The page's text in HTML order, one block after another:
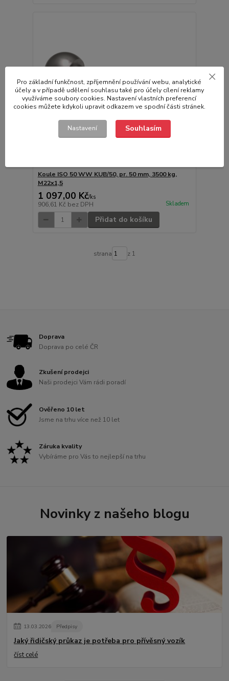
Koule ISO 50 WW KUB/50, pr. 50 mm, 3500 kg,
M22x1,5
1 097,00 Kč/ks
906,61 Kč bez DPH Skladem
Přidat do košíku
strana z 1
Doprava
Doprava po celé ČR
Zkušení prodejci
Naši prodejci Vám rádi poradí
Ověřeno 10 let
Jsme na trhu více než 10 let
Záruka kvality
Vybíráme pro Vás to nejlepší na trhu
Novinky z našeho blogu
13.03.2026 Předpisy
Jaký řidičský průkaz je potřeba pro přívěsný vozík
číst celé
Pro základní funkčnost, zpříjemnění používání webu, analytické
účely a v případě udělení souhlasu také pro účely cílení reklamy
využíváme soubory cookies. Nastavení vlastních preferencí
cookies můžete kdykoli upravit odkazem ve spodní části stránek.
Nastavení Souhlasím